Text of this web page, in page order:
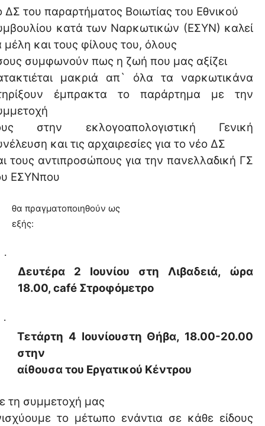
ΔΣ του παραρτήματος Βοιωτίας του Εθνικού
κατά των Ναρκωτικών (ΕΣΥΝ) καλεί
μέλη και τους φίλους του, όλους
συμφωνούν πως η ζωή που μας αξίζει
μακριά απ` όλα τα ναρκωτικάνα
έμπρακτα το παράρτημα με την
στην εκλογοαπολογιστική Γενική
και τις αρχαιρεσίες για το νέο ΔΣ
τους αντιπροσώπους για την πανελλαδική ΓΣ
ΕΣΥΝπου
θα πραγματοποιηθούν ως
εξής:
·
Δευτέρα 2 Ιουνίου στη Λιβαδειά, ώρα
18.00,café Στροφόμετρο
·
Τετάρτη 4 Ιουνίουστη Θήβα, 18.00-20.00
στην
αίθουσα του Εργατικού Κέντρου
τη συμμετοχή μας
το μέτωπο ενάντια σε κάθε είδους